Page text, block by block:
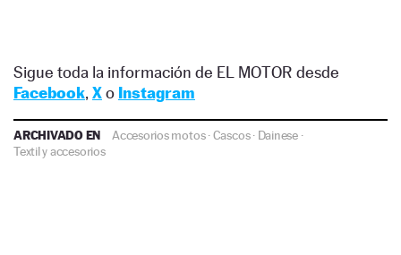
Sigue toda la información de EL MOTOR desde
Facebook, Xo Instagram
ARCHIVADO EN Accesorios motos·Cascos· Dainese·
Textil y accesorios